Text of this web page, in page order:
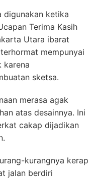
digunakan ketika
Terima Kasih
Utara ibarat
mempunyai
karena
sketsa.
merasa agak
atas desainnya. Ini
cakap dijadikan
kurangnya kerap
jalan berdiri